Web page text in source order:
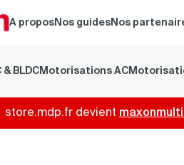
A propos Nos guides Nos
BLDC Motorisations AC
store.mdp.fr devient